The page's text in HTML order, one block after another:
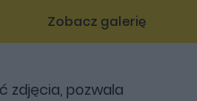
Zobacz galerię
zdjęcia, pozwala